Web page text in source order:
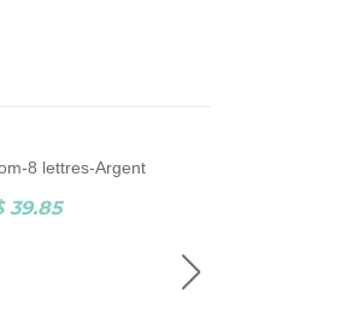
8 lettres-Argent
39.85